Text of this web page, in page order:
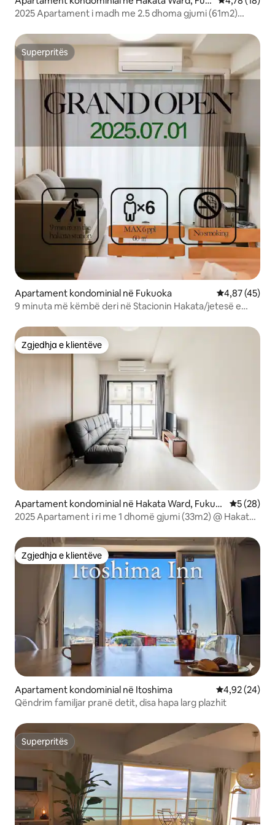
uoka
2025 Apartament i madh me 2.5 dhoma gjumi (61m2)
Superpritës
Superpritës
Apartament kondominial në Fukuoka Vlerësimi
4,87 (45)
9 minuta më këmbë deri në Stacionin Hakata/jetesë e
nga aeroporti i Fukuoka
Zgjedhja e klientëve
Zgjedhja e klientëve
Apartament kondominial në Hakata Ward, Fukuo
ka
Vlerësimi
5 (28)
2025 Apartament i ri me 1 dhomë gjumi (33m2) @ Hakata
Zgjedhja e klientëve
Zgjedhja e klientëve
Apartament kondominial në Itoshima Vlerësimi
4,92 (24)
Qëndrim familjar pranë detit, disa hapa larg plazhit
Superpritës
Superpritës